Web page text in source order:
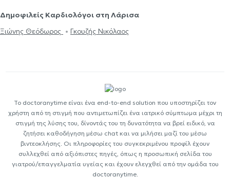
Δημοφιλείς Καρδιολόγοι στη Λάρισα
Ξιώνης Θεόδωρος
Γκουζής Νικόλαος
Το doctoranytime είναι ένα end-to-end solution που υποστηρίζει τον
χρήστη από τη στιγμή που αντιμετωπίζει ένα ιατρικό σύμπτωμα μέχρι τη
στιγμή της λύσης του, δίνοντάς του τη δυνατότητα να βρεί ειδικό, να
ζητήσει καθοδήγηση μέσω chat και να μιλήσει μαζί του μέσω
βιντεοκλήσης. Οι πληροφορίες του συγκεκριμένου προφίλ έχουν
συλλεχθεί από αξιόπιστες πηγές, όπως η προσωπική σελίδα του
γιατρού/επαγγελματία υγείας και έχουν ελεγχθεί από την ομάδα του
doctoranytime.